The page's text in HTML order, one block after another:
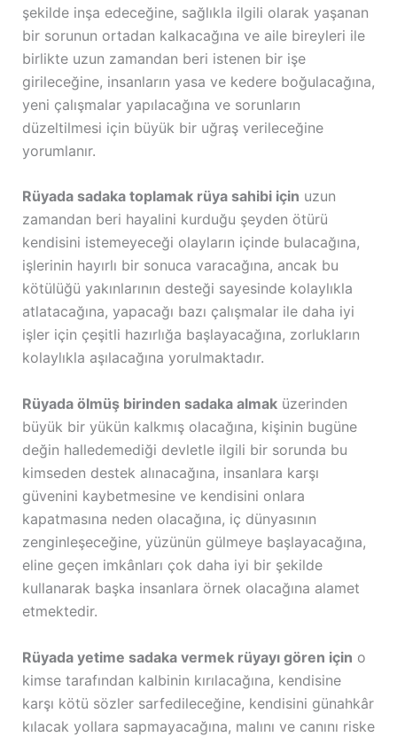
şekilde inşa edeceğine, sağlıkla ilgili olarak yaşanan
bir sorunun ortadan kalkacağına ve aile bireyleri ile
birlikte uzun zamandan beri istenen bir işe
girileceğine, insanların yasa ve kedere boğulacağına,
yeni çalışmalar yapılacağına ve sorunların
düzeltilmesi için büyük bir uğraş verileceğine
yorumlanır.
Rüyada sadaka toplamak rüya sahibi için uzun
zamandan beri hayalini kurduğu şeyden ötürü
kendisini istemeyeceği olayların içinde bulacağına,
işlerinin hayırlı bir sonuca varacağına, ancak bu
kötülüğü yakınlarının desteği sayesinde kolaylıkla
atlatacağına, yapacağı bazı çalışmalar ile daha iyi
işler için çeşitli hazırlığa başlayacağına, zorlukların
kolaylıkla aşılacağına yorulmaktadır.
Rüyada ölmüş birinden sadaka almaküzerinden
büyük bir yükün kalkmış olacağına, kişinin bugüne
değin halledemediği devletle ilgili bir sorunda bu
kimseden destek alınacağına, insanlara karşı
güvenini kaybetmesine ve kendisini onlara
kapatmasına neden olacağına, iç dünyasının
zenginleşeceğine, yüzünün gülmeye başlayacağına,
eline geçen imkânları çok daha iyi bir şekilde
kullanarak başka insanlara örnek olacağına alamet
etmektedir.
Rüyada yetime sadaka vermek rüyayı gören için o
kimse tarafından kalbinin kırılacağına, kendisine
karşı kötü sözler sarfedileceğine, kendisini günahkâr
kılacak yollara sapmayacağına, malını ve canını riske